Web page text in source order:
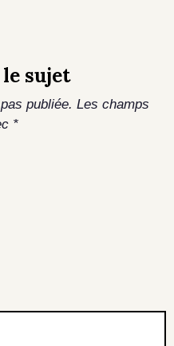
sujet
publiée. Les champs
*